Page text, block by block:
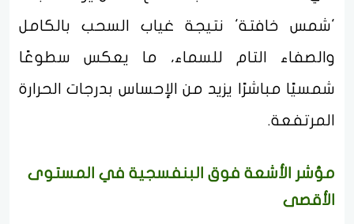
'شمس خافتة' نتيجة غياب السحب بالكامل
والصفاء التام للسماء، ما يعكس سطوعًا
شمسيًا مباشرًا يزيد من الإحساس بدرجات الحرارة
المرتفعة.
مؤشر الأشعة فوق البنفسجية في المستوى
الأقصى